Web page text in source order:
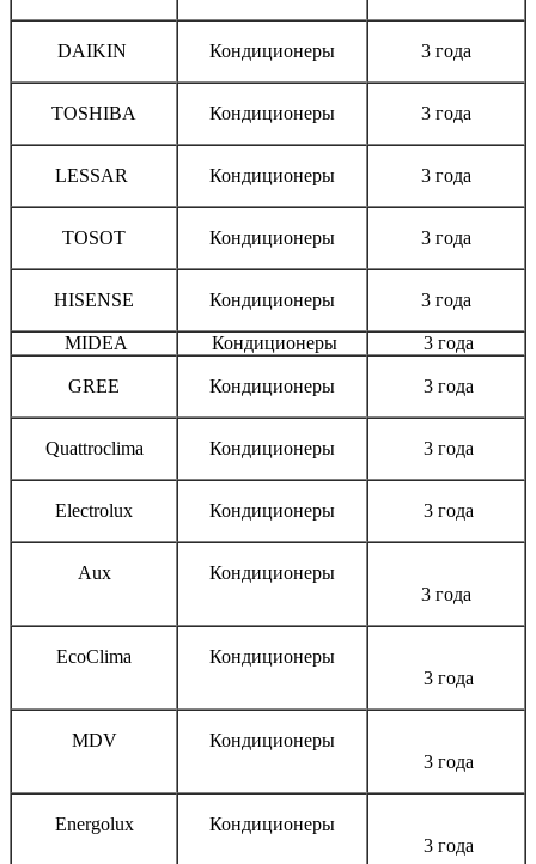
DAIKIN Кондиционеры 3 года
TOSHIBA Кондиционеры 3 года
LESSAR Кондиционеры 3 года
TOSOT Кондиционеры 3 года
HISENSE Кондиционеры 3 года
MIDEA Кондиционеры 3 года
GREE Кондиционеры 3 года
Quattroclima Кондиционеры 3 года
Electrolux Кондиционеры 3 года
Aux
Кондиционеры
3 года
EcoClima
Кондиционеры
3 года
MDV
Кондиционеры
3 года
Energolux
Кондиционеры
3 года